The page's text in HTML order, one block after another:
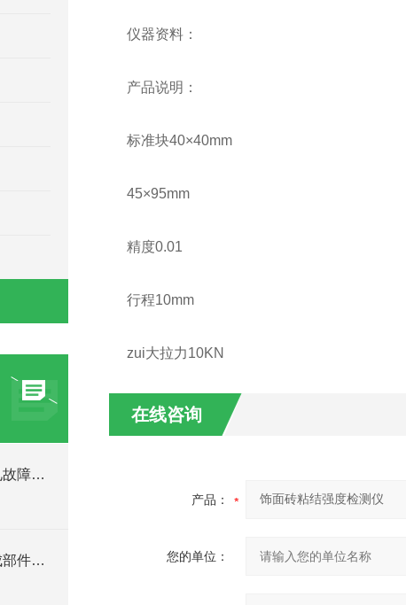
简述绝缘电阻测试仪的常见故障相应解决方法
高频脉冲雷达物位计各组成部件的功能特点分享
仪器资料：
产品说明：
标准块40×40mm
45×95mm
精度0.01
行程10mm
zui大拉力10KN
在线咨询
产品：
您的单位：